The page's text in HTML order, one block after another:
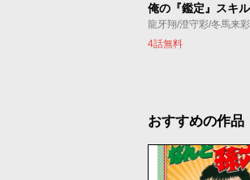
龍牙翔/澄守彩/冬馬来彩
4話無料
おすすめの作品